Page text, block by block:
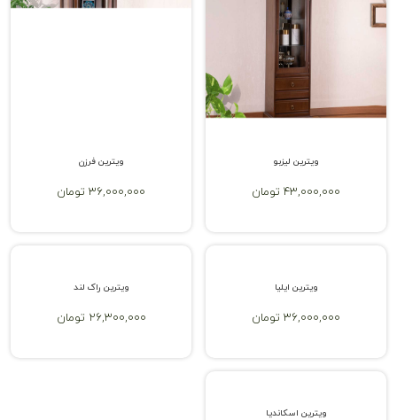
ویترین لیزبو
43,000,000 تومان
ویترین فرزن
36,000,000 تومان
ویترین ایلیا
36,000,000 تومان
ویترین راک لند
26,300,000 تومان
ویترین اسکاندیا